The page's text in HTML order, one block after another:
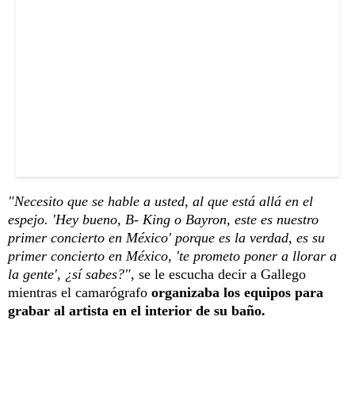
"Necesito que se hable a usted, al que está allá en el
espejo. 'Hey bueno, B- King o Bayron, este es nuestro
primer concierto en México' porque es la verdad, es su
primer concierto en México, 'te prometo poner a llorar a
la gente', ¿sí sabes?", se le escucha decir a Gallego
mientras el camarógrafo organizaba los equipos para
grabar al artista en el interior de su baño.